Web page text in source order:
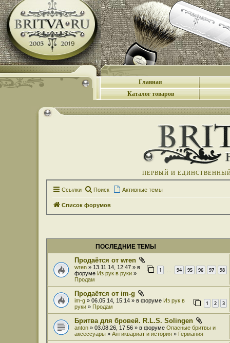
Главная
Каталог товаров
ПЕРВЫЙ И
Ссылки Поиск Активные темы
Список форумов
ПОСЛЕДНИЕ ТЕМЫ
Продаётся от wren
1 94 95 96 97 98
wren » 13.11.14, 12:47 » в
форуме Из рук в руки »
Продам
Продаётся от im-g
1 2 3
im-g » 06.05.14, 15:14 » в форуме Из рук в
руки » Продам
Бритва для бровей. R.L.S. Solingen
anton » 03.08.26, 17:56 » в форуме Опасные бритвы и
аксессуары » Антиквариат и история » Германия